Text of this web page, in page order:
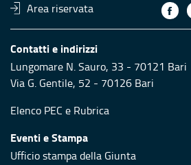
Area riservata
Contatti e indirizzi
Lungomare N. Sauro, 33 - 70121 Bari
Via G. Gentile, 52 - 70126 Bari
Elenco PEC e Rubrica
Eventi e Stampa
Ufficio stampa della Giunta